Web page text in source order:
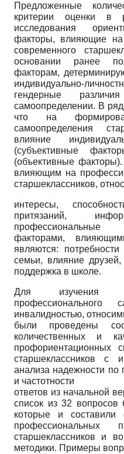
Предложенные
критерии оценки в
исследования
факторы, влияющие
современного
основании ранее
факторам,
индивидуально-
гендерные
самоопределении. В
что на
самоопределения
влияние
(субъективные
(объективные
влияющим на
старшеклассников,
интересы,
притязаний,
факторами,
являются:
семьи, влияние друзей,
поддержка в школе.
Для изучения
инвалидностью,
были проведены
количественных и
профориентационных
старшеклассников с
анализа надежности по
и частотности
ответов из начальной
список из 32 вопросов
которые и составили
старшеклассников и
методики. Примеры